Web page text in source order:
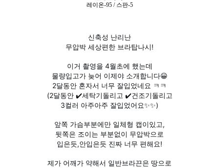
레이온-95 / 스판-5
신축성 난리난
무압박 세상편한 브라탑나시!
이거 촬영을 4월초에 했는데
물량입고가 늦어 이제야 소개합니다😀
2달동안 혼자서 너무 잘입었네요 ㅋㅋ
(2달동안 ✔️세탁기돌리고 ✔️건조기돌리고
3컬러 아주아주 잘입었어요✨️✨️)
앞쪽 가슴부분에만 일체형 캡이있고,
뒷쪽은 조이는 부분없이 무압박으로
입은듯,안입은듯 진짜 너무 편해요!
제가 어깨가 약해서 일반브라끈은 땅으로